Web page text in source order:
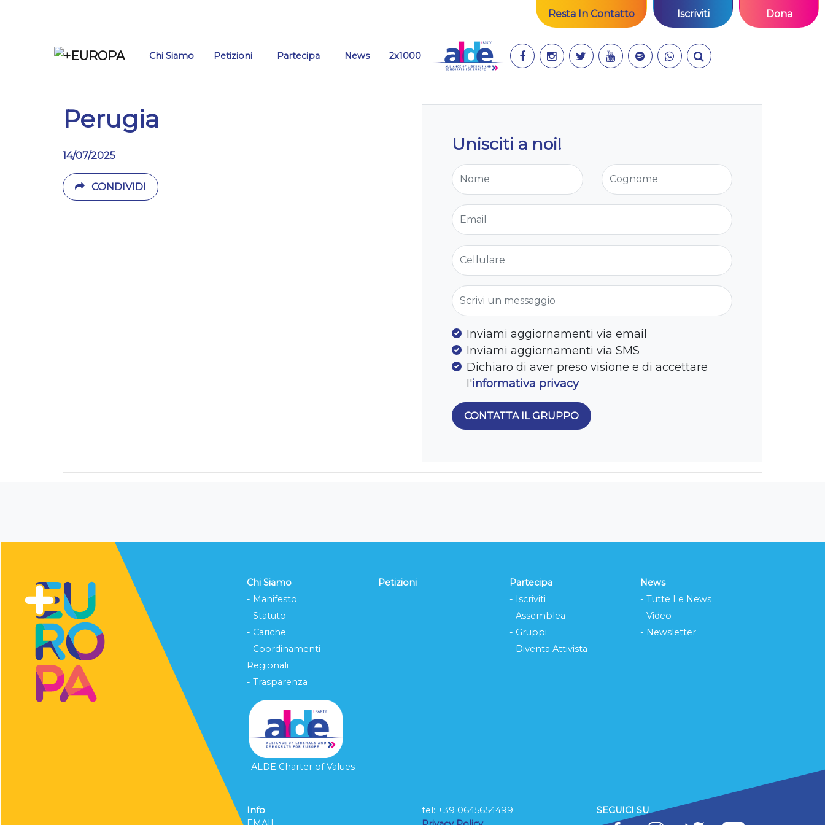
Resta In Contatto Iscriviti Dona
Chi Siamo Petizioni Partecipa(current)
News 2x1000
Perugia
14/07/2025
CONDIVIDI
Unisciti a noi!
Nome Cognome
Email
Cellulare
Scrivi un messaggio
Inviami aggiornamenti via email
Inviami aggiornamenti via SMS
Dichiaro di aver preso visione e di accettare
l'informativa privacy
Chi Siamo
- Manifesto
- Statuto
- Cariche
- Coordinamenti
Regionali
- Trasparenza
ALDE Charter of Values
Petizioni
Partecipa
- Iscriviti
- Assemblea
- Gruppi
- Diventa Attivista
News
- Tutte Le News
- Video
- Newsletter
Info
tel: ‭+39 0645654499
SEGUICI SU